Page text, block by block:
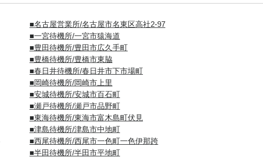
■名古屋営業所/名古屋市名東区高社2-97
■一宮待機所/一宮市猿海道
■豊田待機所/豊田市広久手町
■豊橋待機所/豊橋市東脇
■春日井待機所/春日井市下市場町
■岡崎待機所/岡崎市上里
■安城待機所/安城市百石町
■瀬戸待機所/瀬戸市品野町
■東海待機所/東海市富木島町伏見
■津島待機所/津島市中地町
■西尾待機所/西尾市一色町一色伊那跨
■半田待機所/半田市平地町